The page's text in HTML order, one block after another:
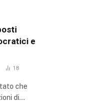
e
18
che
di…